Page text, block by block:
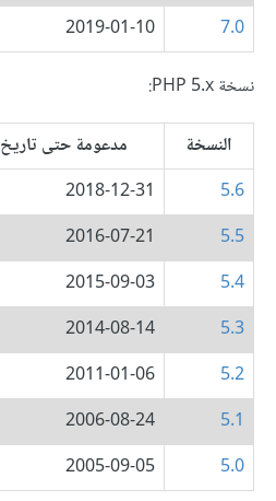
7.0
2019-01-10
نسخة PHP 5.x:
النسخة
مدعومة حتى تاريخ
5.6
2018-12-31
5.5
2016-07-21
5.4
2015-09-03
5.3
2014-08-14
5.2
2011-01-06
5.1
2006-08-24
5.0
2005-09-05